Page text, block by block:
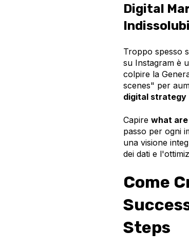
Digital
Troppo spesso
su Instagram è
colpire la
scenes" per
digital strategy
Capire what
passo per ogni
una visione
dei dati e
Come
Steps